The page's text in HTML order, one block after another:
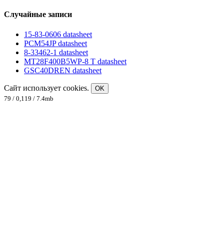
Случайные записи
15-83-0606 datasheet
PCM54JP datasheet
8-33462-1 datasheet
MT28F400B5WP-8 T datasheet
GSC40DREN datasheet
Сайт использует cookies.
OK
79 / 0,119 / 7.4mb